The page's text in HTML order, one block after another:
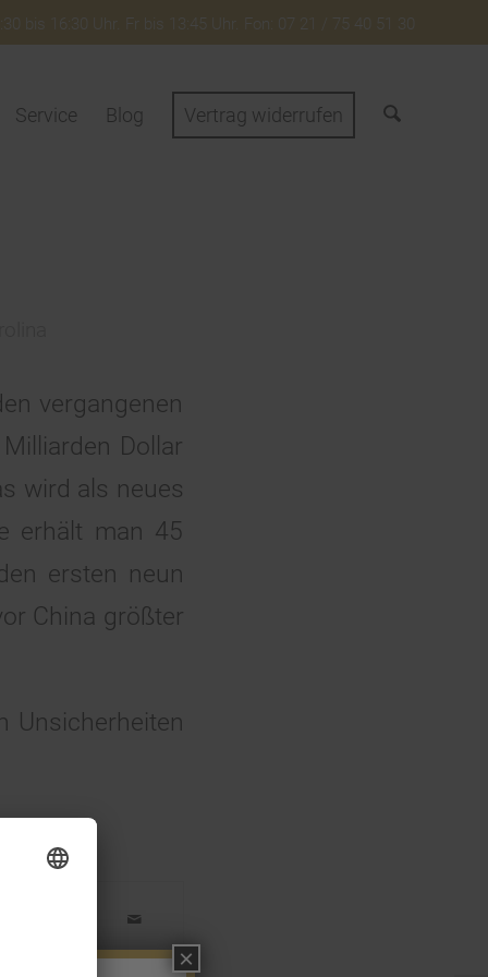
bis 16:30 Uhr. Fr bis 13:45 Uhr. Fon: 07 21 / 75 40 51 30
Service Blog Vertrag widerrufen
vergangenen
Dollar
wird als neues
erhält man 45
ersten neun
China größter
Unsicherheiten
×